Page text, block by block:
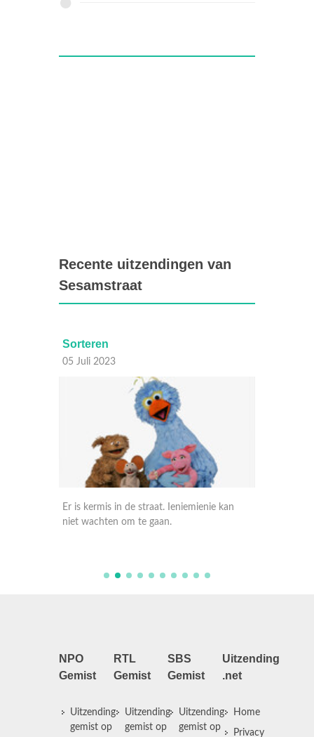
Recente uitzendingen van
Sesamstraat
Sorteren
05 Juli 2023
Er is kermis in de straat. Ieniemienie kan
niet wachten om te gaan.
NPO
Gemist
Uitzending
gemist op
RTL
Gemist
Uitzending
gemist op
SBS
Gemist
Uitzending
gemist op
Uitzending
.net
Home
Privacy